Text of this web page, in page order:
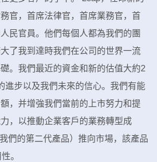
官，首席法律官，首席業務官，首
民官員。他們每個人都為我們的團
了我到達時我們在公司的世界一流
。我們最近的資金和新的估值大約2
進步以及我們未來的信心。我們有能
，并增強我們當前的上市努力和提
，以推動企業客戶的業務轉型成
們的第二代產品）推向市場，該產品
。